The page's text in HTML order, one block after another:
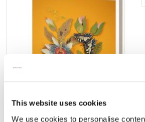
This website uses cookies
We use cookies to personalise